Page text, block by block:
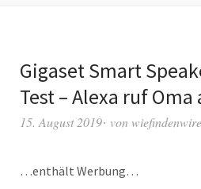
Gigaset Smart
Test – Alexa ruf Oma
15. August 2019 von
…enthält Werbung…